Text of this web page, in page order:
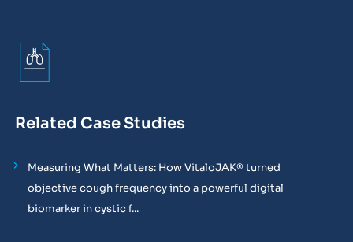
Related Case Studies
Measuring What Matters: How VitaloJAK® turned
objective cough frequency into a powerful digital
biomarker in cystic f...